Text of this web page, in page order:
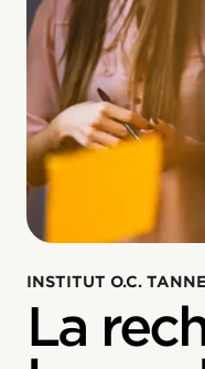
INSTITUT O.C.
La